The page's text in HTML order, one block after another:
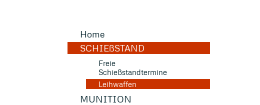
Home
SCHIEßSTAND
Freie
Schießstandtermine
Leihwaffen
MUNITION